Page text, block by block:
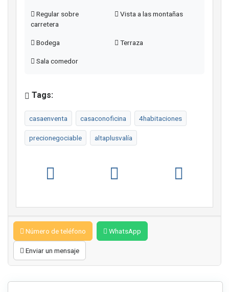
Regular sobre
carretera
Vista a las montañas
Bodega Terraza
Sala comedor
Tags:
casaenventa casaconoficina 4habitaciones
precionegociable altaplusvalía
Número de teléfono WhatsApp
Enviar un mensaje